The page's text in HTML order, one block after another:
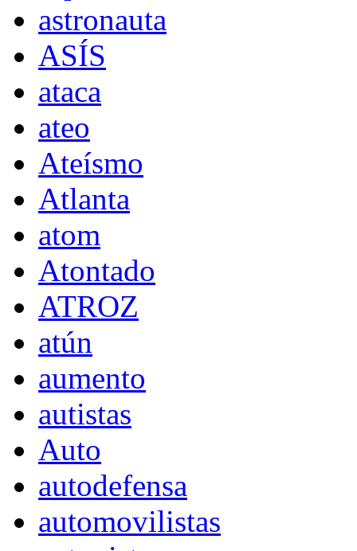
astronauta
ASÍS
ataca
ateo
Ateísmo
Atlanta
atom
Atontado
ATROZ
atún
aumento
autistas
Auto
autodefensa
automovilistas